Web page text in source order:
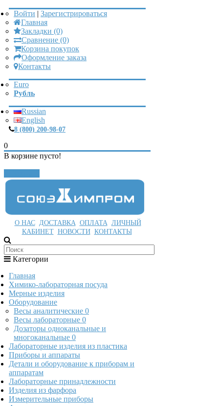
Войти | Зарегистрироваться
Главная
Закладки (0)
Сравнение (0)
Корзина покупок
Оформление заказа
Контакты
Euro
Рубль
Russian
English
8 (800) 200-98-07
0
В корзине пусто!
О НАС ДОСТАВКА ОПЛАТА ЛИЧНЫЙ
КАБИНЕТ НОВОСТИ КОНТАКТЫ
Категории
Главная
Химико-лабораторная посуда
Мерные изделия
Оборудование
Весы аналитические 0
Весы лабораторные 0
Дозаторы одноканальные и
многоканальные 0
Лабораторные изделия из пластика
Приборы и аппараты
Детали и оборудование к приборам и
аппаратам
Лабораторные принадлежности
Изделия из фарфора
Измерительные приборы